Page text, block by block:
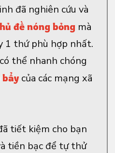
đã nghiên cứu và
đề nóng bỏng mà
1 thứ phù hợp nhất.
thể nhanh chóng
bẩy của các mạng xã
tiết kiệm cho bạn
tiền bạc để tự thử